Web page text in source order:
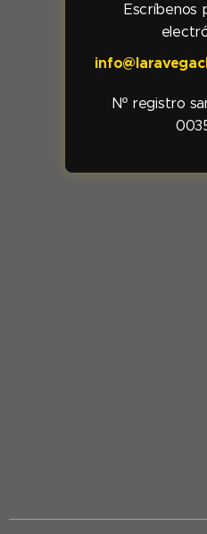
Escríbenos
Nº registro